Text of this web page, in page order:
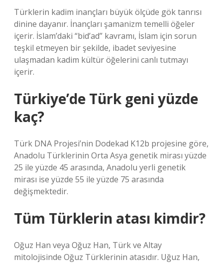
Türklerin kadim inançları büyük ölçüde gök tanrısı
dinine dayanır. İnançları şamanizm temelli öğeler
içerir. İslam’daki “bid’ad” kavramı, İslam için sorun
teşkil etmeyen bir şekilde, ibadet seviyesine
ulaşmadan kadim kültür öğelerini canlı tutmayı
içerir.
Türkiye’de Türk geni yüzde
kaç?
Türk DNA Projesi’nin Dodekad K12b projesine göre,
Anadolu Türklerinin Orta Asya genetik mirası yüzde
25 ile yüzde 45 arasında, Anadolu yerli genetik
mirası ise yüzde 55 ile yüzde 75 arasında
değişmektedir.
Tüm Türklerin atası kimdir?
Oğuz Han veya Oğuz Han, Türk ve Altay
mitolojisinde Oğuz Türklerinin atasıdır. Uğuz Han,